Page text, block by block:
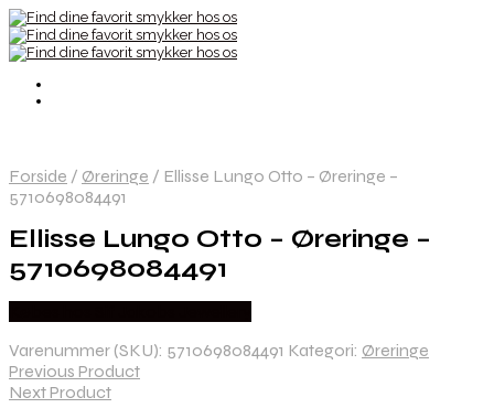
Forside / Øreringe / Ellisse Lungo Otto – Øreringe –
5710698084491
Ellisse Lungo Otto – Øreringe –
5710698084491
Varenummer (SKU): 5710698084491 Kategori: Øreringe
Previous Product
Next Product